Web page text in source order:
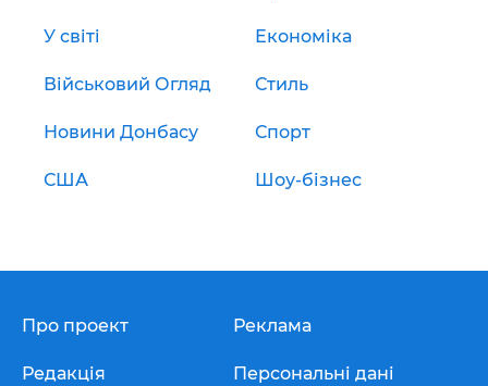
У світі Економіка
Військовий Огляд Стиль
Новини Донбасу Спорт
США Шоу-бізнес
Про проект
Редакція
Реклама
Персональні дані